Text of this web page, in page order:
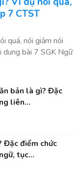
7 CTST
quá, nói giảm nói
dung bài 7 SGK Ngữ
bản là gì? Đặc
liên...
Đặc điểm chức
tục...